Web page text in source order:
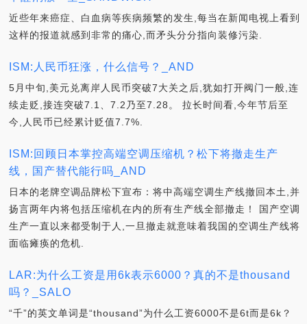
近些年来癌症、白血病等疾病频繁的发生,每当在新闻电视上看到
这样的报道就感到非常的痛心,而矛头分分指向装修污染.
ISM:人民币狂涨，什么信号？_AND
5月中旬,美元兑离岸人民币突破7大关之后,犹如打开阀门一般,连
续走贬,接连突破7.1、7.2乃至7.28。 拉长时间看,今年节后至
今,人民币已经累计贬值7.7%.
ISM:回顾日本掌控高端空调压缩机？松下将撤走生产
线，国产替代能行吗_AND
日本的老牌空调品牌松下宣布：将中高端空调生产线撤回本土,并
扬言两年内将包括压缩机在内的所有生产线全部撤走！ 国产空调
生产一直以来都受制于人,一旦撤走就意味着我国的空调生产线将
面临瘫痪的危机.
LAR:为什么工资是用6k表示6000？真的不是thousand
吗？_SALO
“千”的英文单词是“thousand”为什么工资6000不是6t而是6k？